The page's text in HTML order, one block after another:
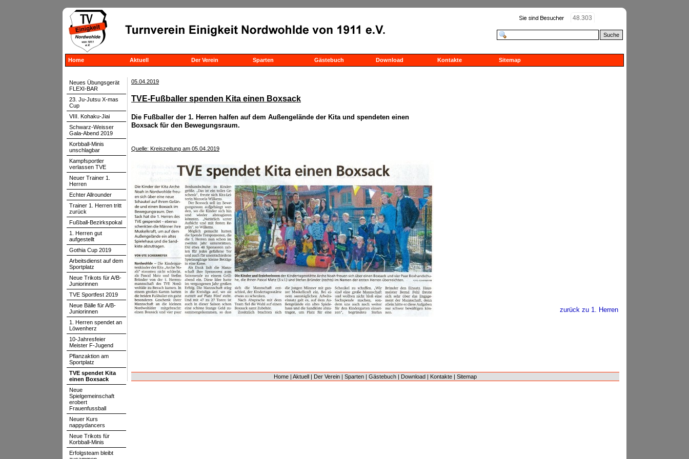
Suche
48.303
Home Aktuell Der Verein Sparten Gästebuch Download Kontakte Sitemap
05.04.2019
TVE-Fußballer spenden Kita einen Boxsack
Die Fußballer der 1. Herren halfen auf dem Außengelände der Kita und spendeten einen
Boxsack für den Bewegungsraum.
Quelle: Kreiszeitung am 05.04.2019
zurück zu 1. Herren
Home | Aktuell | Der Verein | Sparten | Gästebuch | Download | Kontakte | Sitemap
Neues Übungsgerät
FLEXI-BAR
23. Ju-Jutsu X-mas
Cup
VIII. Kohaku-Jiai
Schwarz-Weisser
Gala-Abend 2019
Korbball-Minis
unschlagbar
Kampfsportler
verlassen TVE
Neuer Trainer 1.
Herren
Echter Allrounder
Trainer 1. Herren tritt
zurück
Fußball-Bezirkspokal
1. Herren gut
aufgestellt
Gothia Cup 2019
Arbeitsdienst auf dem
Sportplatz
Neue Trikots für A/B-
Juniorinnen
TVE Sportfest 2019
Neue Bälle für A/B-
Juniorinnen
1. Herren spendet an
Löwenherz
10-Jahresfeier
Meister F-Jugend
Pflanzaktion am
Sportplatz
TVE spendet Kita
einen Boxsack
Neue
Spielgemeinschaft
erobert
Frauenfussball
Neuer Kurs
nappydancers
Neue Trikots für
Korbball-Minis
Erfolgsteam bleibt